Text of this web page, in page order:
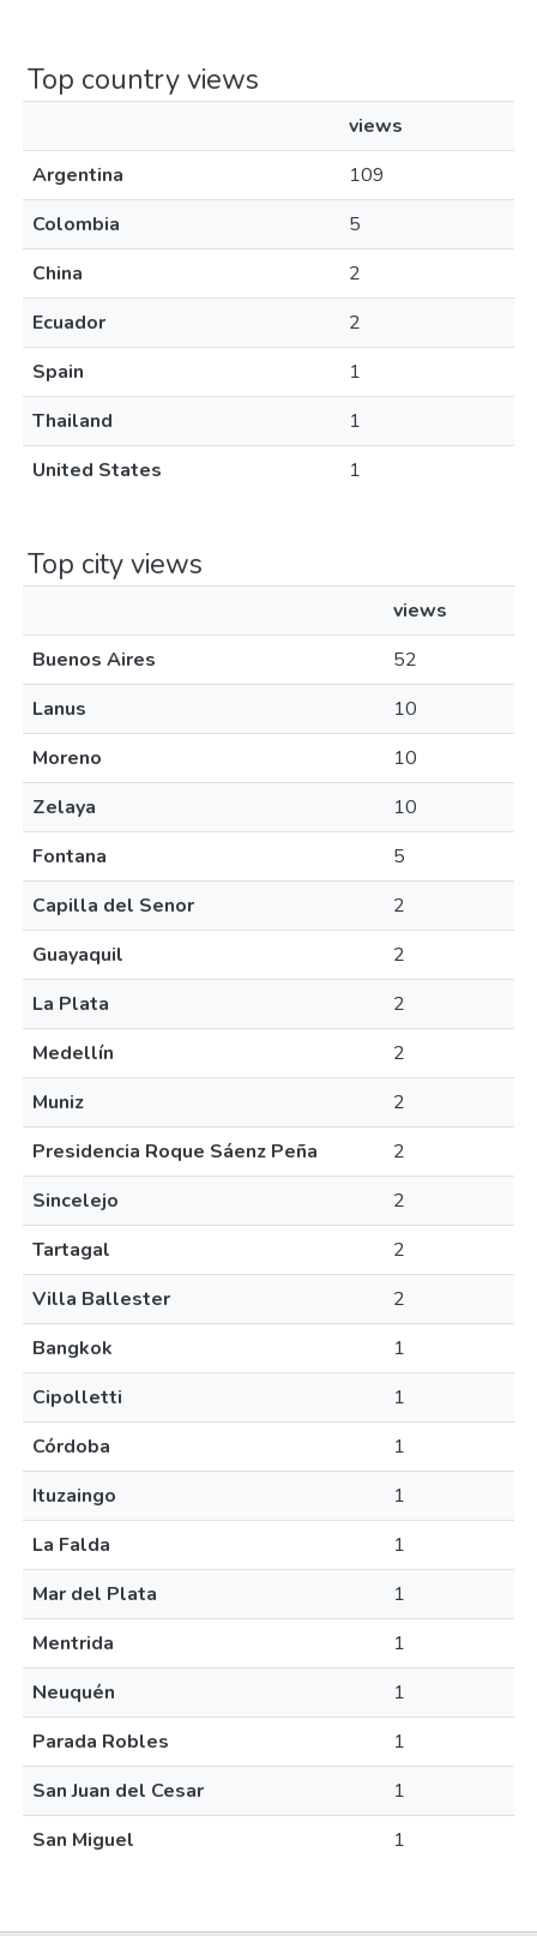
Top country views
views
Argentina
109
Colombia
5
China
2
Ecuador
2
Spain
1
Thailand
1
United States
1
Top city views
views
Buenos Aires
52
Lanus
10
Moreno
10
Zelaya
10
Fontana
5
Capilla del Senor
2
Guayaquil
2
La Plata
2
Medellín
2
Muniz
2
Presidencia Roque Sáenz Peña
2
Sincelejo
2
Tartagal
2
Villa Ballester
2
Bangkok
1
Cipolletti
1
Córdoba
1
Ituzaingo
1
La Falda
1
Mar del Plata
1
Mentrida
1
Neuquén
1
Parada Robles
1
San Juan del Cesar
1
San Miguel
1